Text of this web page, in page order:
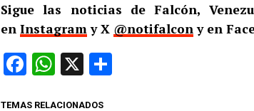
Sigue las noticias de Falcón,
en Instagramy X @notifalcony en
Facebook
WhatsApp
X
TEMAS RELACIONADOS